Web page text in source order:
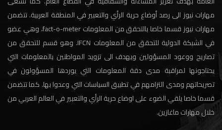
مهارات نيوز الى رصد أوضاع حرية الرأي والتعبير في المنطقة العربية. تتضمن
مهارات نيوز قسما خاصا بالتحقق من المعلومات fact-o-meter، وهي عضو
في الشبكة الدولية للتحقق من المعلومات IFCN. وهو قسم للتحقق من
تصاريح ووعود المسؤولين ويهدف الى تزويد المواطنين بالمعلومات التي
يحتاجونها لمراقبة مدى دقة المعلومات التي يوردها المسؤولون في
تصريحاتهم ومدى التزامهم في تطبيق السياسات التي وعدوا بها. كما تتضمن
قسما خاصا يلقي الضوء على اوضاع حرية الرأي والتعبير في العالم العربي من
خلال مهارات ماغازين.